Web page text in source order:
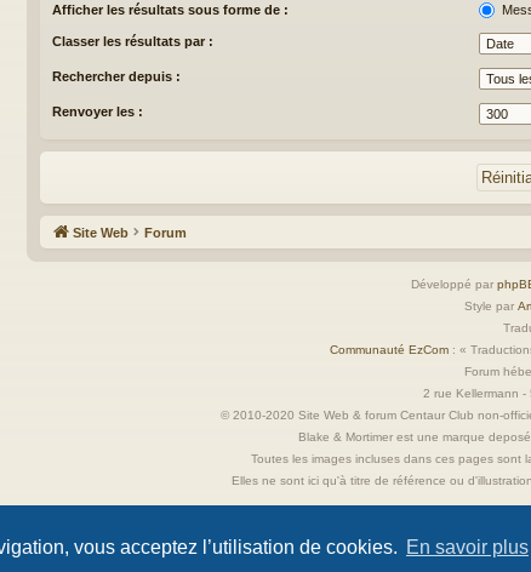
vous acceptez l’utilisation de cookies. En savoir plus
Afficher les résultats sous forme de :
Classer les résultats par :
Rechercher depuis :
Renvoyer les :
Site Web Forum
Développé par
Style par
Communauté EzCom : «
Forum
2 rue Kellermann -
© 2010-2020 Site Web & forum Centaur Club non-
Blake & Mortimer est une marque
Toutes les images incluses dans ces pages sont
Elles ne sont ici qu'à titre de référence ou